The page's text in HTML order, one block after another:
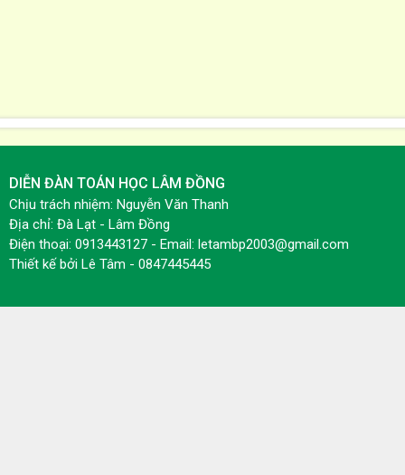
DIỄN ĐÀN TOÁN HỌC LÂM ĐỒNG
Chịu trách nhiệm: Nguyễn Văn Thanh
Địa chỉ: Đà Lạt - Lâm Đồng
Điện thoại: 0913443127 - Email: letambp2003@gmail.com
Thiết kế bởi Lê Tâm - 0847445445